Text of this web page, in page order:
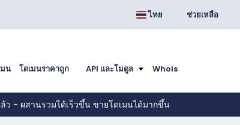
ไทย ช่วยเหลือ
น โดเมนราคาถูก API และโมดูล Whois
ล้ว - ผสานรวมได้เร็วขึ้น ขายโดเมนได้มากขึ้น